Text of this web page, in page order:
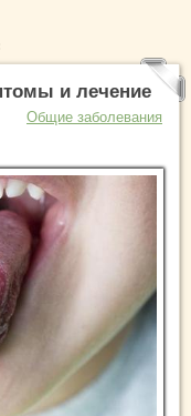
и лечение
Общие заболевания